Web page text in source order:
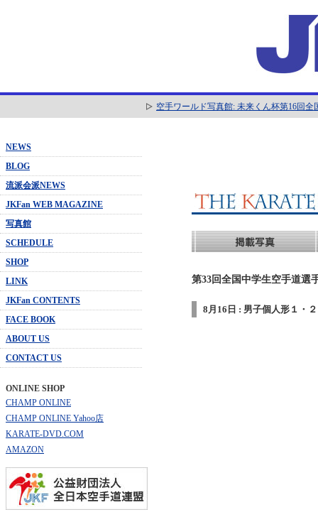
空手ワールド写真館: 未来くん杯第16回
NEWS
BLOG
流派会派NEWS
JKFan WEB MAGAZINE
写真館
SCHEDULE
SHOP
LINK
JKFan CONTENTS
FACE BOOK
ABOUT US
CONTACT US
ONLINE SHOP
CHAMP ONLINE
CHAMP ONLINE Yahoo店
KARATE-DVD.COM
AMAZON
第33回全国中学生空手道選
8月16日 : 男子個人形１・